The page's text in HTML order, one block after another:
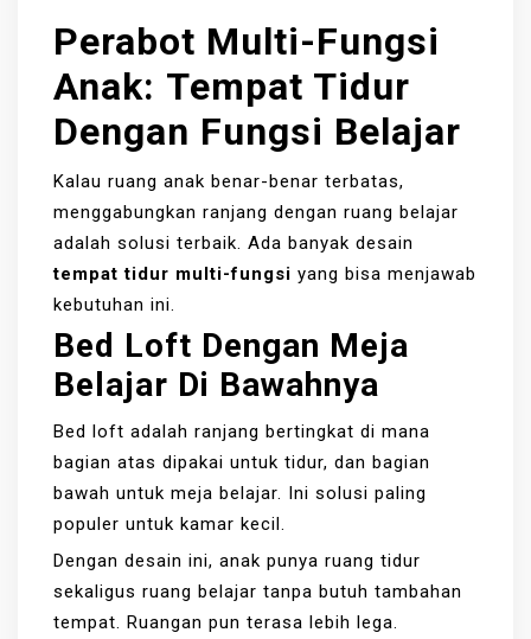
Perabot Multi-Fungsi
Anak: Tempat Tidur
Dengan Fungsi Belajar
Kalau ruang anak benar-benar terbatas,
menggabungkan ranjang dengan ruang belajar
adalah solusi terbaik. Ada banyak desain
tempat tidur multi-fungsi yang bisa menjawab
kebutuhan ini.
Bed Loft Dengan Meja
Belajar Di Bawahnya
Bed loft adalah ranjang bertingkat di mana
bagian atas dipakai untuk tidur, dan bagian
bawah untuk meja belajar. Ini solusi paling
populer untuk kamar kecil.
Dengan desain ini, anak punya ruang tidur
sekaligus ruang belajar tanpa butuh tambahan
tempat. Ruangan pun terasa lebih lega.